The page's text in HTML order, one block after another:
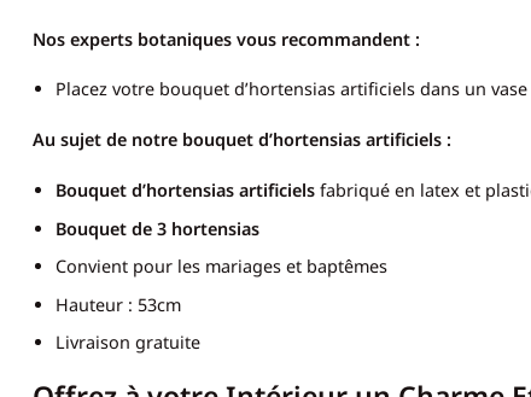
Nos experts botaniques vous recommandent :
Placez votre bouquet d’hortensias artificiels dans un
Au sujet de notre bouquet d’hortensias artificiels :
Bouquet d’hortensias artificiels fabriqué en latex et
Bouquet de 3 hortensias
Convient pour les mariages et baptêmes
Hauteur : 53cm
Livraison gratuite